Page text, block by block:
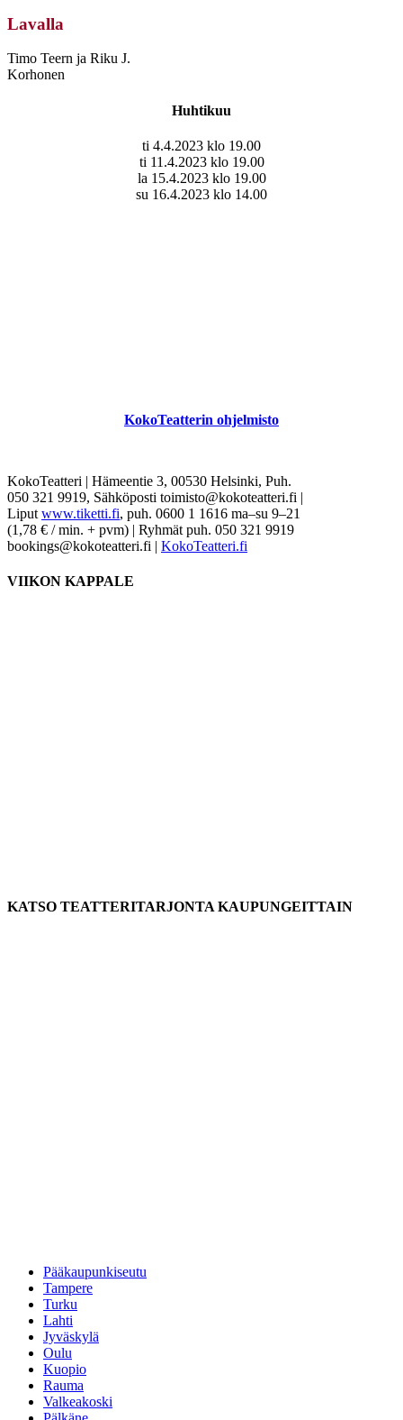
Lavalla
Timo Teern ja Riku J.
Korhonen
Huhtikuu
ti 4.4.2023 klo 19.00
ti 11.4.2023 klo 19.00
la 15.4.2023 klo 19.00
su 16.4.2023 klo 14.00
KokoTeatterin ohjelmisto
KokoTeatteri | Hämeentie 3, 00530 Helsinki, Puh.
050 321 9919, Sähköposti toimisto@kokoteatteri.fi |
Liput www.tiketti.fi, puh. 0600 1 1616 ma–su 9–21
(1,78 € / min. + pvm) | Ryhmät puh. 050 321 9919
bookings@kokoteatteri.fi | KokoTeatteri.fi
VIIKON KAPPALE
KATSO TEATTERITARJONTA KAUPUNGEITTAIN
Pääkaupunkiseutu
Tampere
Turku
Lahti
Jyväskylä
Oulu
Kuopio
Rauma
Valkeakoski